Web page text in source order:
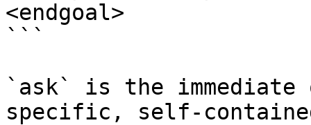
<endgoal>
```
`ask` is the
specific, self-